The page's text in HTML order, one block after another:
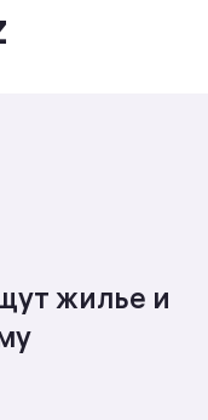
жилье и